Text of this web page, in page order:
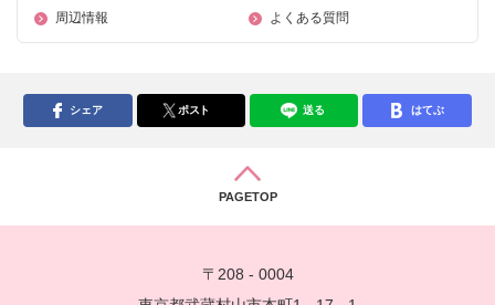
周辺情報
よくある質問
シェア ポスト 送る はてぶ
PAGETOP
〒208 - 0004